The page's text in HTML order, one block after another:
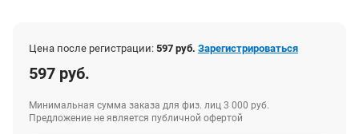
Цена после регистрации: 597 руб. Зарегистрироваться
597 руб.
Минимальная сумма заказа для физ. лиц 3 000 руб.
Предложение не является публичной офертой